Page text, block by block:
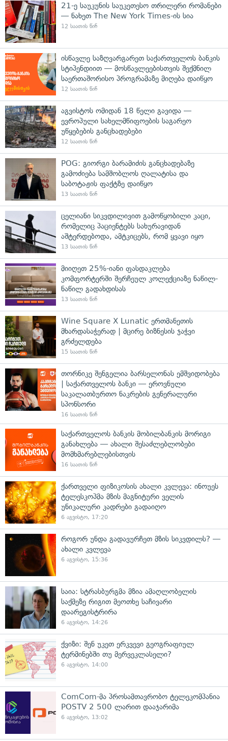
21-ე საუკუნის საუკეთესო თრილერი რომანები
— ნახეთ The New York Times-ის სია
12 საათის წინ
ისწავლე საზღვარგარეთ საქართველოს ბანკის
სტიპენდიით — მოსწავლეებისთვის შექმნილ
საერთაშორისო პროგრამაზე მიღება დაიწყო
12 საათის წინ
აგვისტოს ომიდან 18 წელი გავიდა —
ევროპული სახელმწიფოების საგარეო
უწყებების განცხადებები
12 საათის წინ
POG: გიორგი ბარამიძის განცხადებაზე
გამოძიება სამშობლოს ღალატისა და
საბოტაჟის ფაქტზე დაიწყო
13 საათის წინ
ცელიანი სიკვდილივით გამოწყობილი კაცი,
რომელიც პაციენტებს სახურავიდან
აშტერდებოდა, ამტკიცებს, რომ ყვავი იყო
13 საათის წინ
მიიღეთ 25%-იანი ფასდაკლება
კომფორტერში შერჩეულ კოლექციაზე ნაწილ-
ნაწილ გადახდისას
13 საათის წინ
Wine Square X Lunatic ერთმანეთის
მხარდასაჭერად | მცირე ბიზნესის ჯაჭვი
გრძელდება
15 საათის წინ
თორნიკე შენგელია ბარსელონას ემშვიდობება
| საქართველოს ბანკი — ეროვნული
საკალათბურთო ნაკრების გენერალური
სპონსორი
16 საათის წინ
საქართველოს ბანკის მობილბანკის მორიგი
განახლება — ახალი შესაძლებლობები
მომხმარებლებისთვის
16 საათის წინ
ქართველი ფიზიკოსის ახალი კვლევა: ინოუეს
ტელესკოპმა მზის მაგნიტური ველის
უნიკალური კადრები გადაიღო
6 აგვისტო, 17:20
როგორ უნდა გადავურჩეთ მზის სიკვდილს? —
ახალი კვლევა
6 აგვისტო, 15:36
საია: სტრასბურგმა მზია ამაღლობელის
საქმეზე რიგით მეოთხე საჩივარი
დაარეგისტრირა
6 აგვისტო, 14:26
ქვიზი: შენ უკეთ ერკვევი გეოგრაფიულ
ტერმინებში თუ მერვეკლასელი?
6 აგვისტო, 14:00
ComCom-მა პროსამთავრობო ტელეკომპანია
POSTV 2 500 ლარით დააჯარიმა
6 აგვისტო, 13:02